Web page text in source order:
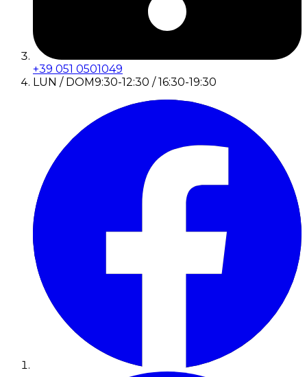
+39 051 0501049
LUN / DOM9:30-12:30 / 16:30-19:30